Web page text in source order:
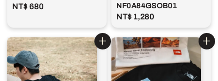
Regular
NT$ 680
NF0A84GSOB01
Regular
price
NT$ 1,280